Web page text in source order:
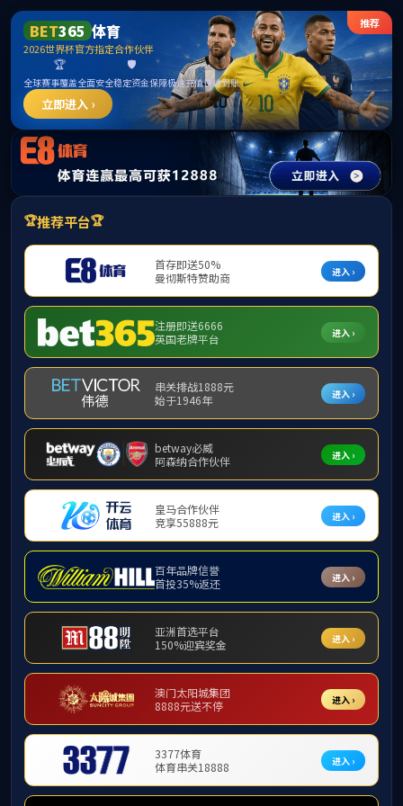
365英国上市公司(CHN-VIP认证)官网|Official
Website
提示：访问地址无效，allen-bradley-1305-ba01a-hap找不到对应的栏
目！
首页